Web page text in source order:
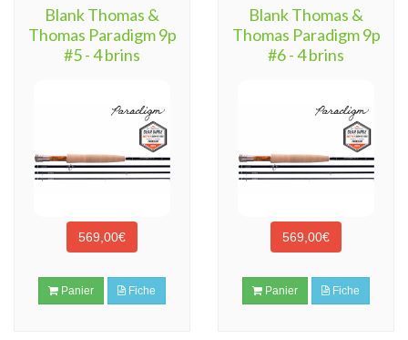
Blank Thomas &
Thomas Paradigm 9p
#5 - 4 brins
569,00€
Panier Fiche
Blank Thomas &
Thomas Paradigm 9p
#6 - 4 brins
569,00€
Panier Fiche